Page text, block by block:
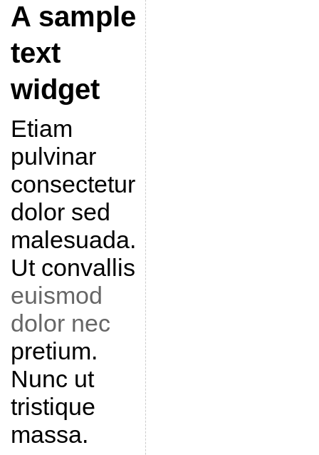
A sample
text
widget
Etiam
pulvinar
consectetur
dolor sed
malesuada.
Ut convallis
euismod
dolor nec
pretium.
Nunc ut
tristique
massa.